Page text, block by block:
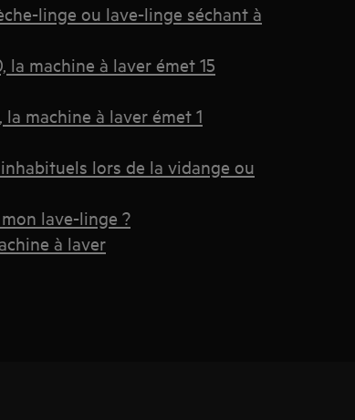
linge ou lave-linge séchant à
machine à laver émet 15
machine à laver émet 1
lors de la vidange ou
lave-linge ?
à laver